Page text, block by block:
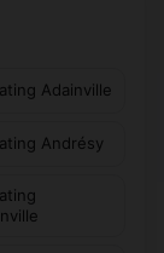
Adainville
Andrésy